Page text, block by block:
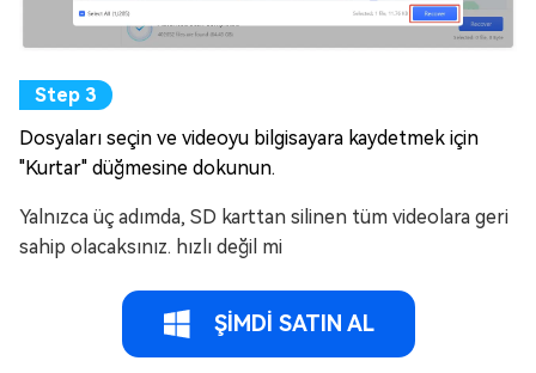
Dosyaları seçin ve videoyu bilgisayara kaydetmek için
"Kurtar" düğmesine dokunun.
Yalnızca üç adımda, SD karttan silinen tüm videolara geri
sahip olacaksınız. hızlı değil mi
ŞİMDİ SATIN AL